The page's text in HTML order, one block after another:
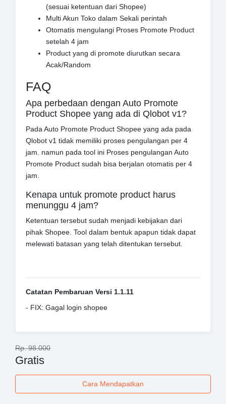
(sesuai ketentuan dari Shopee)
Multi Akun Toko dalam Sekali perintah
Otomatis mengulangi Proses Promote Product
setelah 4 jam
Product yang di promote diurutkan secara
Acak/Random
FAQ
Apa perbedaan dengan Auto Promote
Product Shopee yang ada di Qlobot v1?
Pada Auto Promote Product Shopee yang ada pada
Qlobot v1 tidak memiliki proses pengulangan per 4
jam. namun pada tool ini Proses pengulangan Auto
Promote Product sudah bisa berjalan otomatis per 4
jam.
Kenapa untuk promote product harus
menunggu 4 jam?
Ketentuan tersebut sudah menjadi kebijakan dari
pihak Shopee. Tool dalam bentuk apapun tidak dapat
melewati batasan yang telah ditentukan tersebut.
Catatan Pembaruan Versi 1.1.11
- FIX: Gagal login shopee
Rp. 98.000
Gratis
Cara Mendapatkan